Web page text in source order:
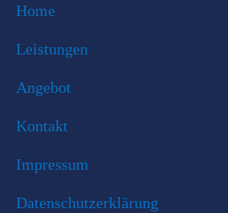
Home
Leistungen
Angebot
Kontakt
Impressum
Datenschutzerklärung